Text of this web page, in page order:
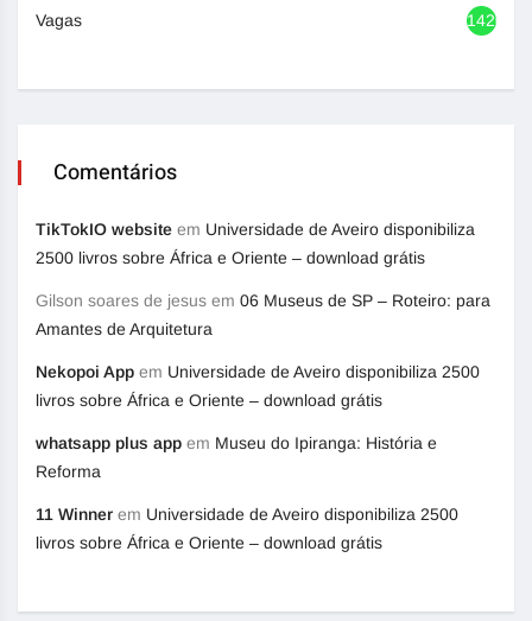
Vagas 1420
Comentários
TikTokIO website em Universidade de Aveiro disponibiliza
2500 livros sobre África e Oriente – download grátis
Gilson soares de jesus em 06 Museus de SP – Roteiro: para
Amantes de Arquitetura
Nekopoi App em Universidade de Aveiro disponibiliza 2500
livros sobre África e Oriente – download grátis
whatsapp plus app em Museu do Ipiranga: História e
Reforma
11 Winner em Universidade de Aveiro disponibiliza 2500
livros sobre África e Oriente – download grátis